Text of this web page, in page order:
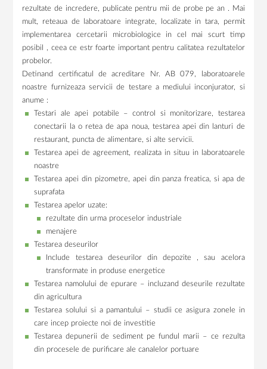
rezultate de incredere, publicate pentru mii de probe pe an . Mai
mult, reteaua de laboratoare integrate, localizate in tara, permit
implementarea cercetarii microbiologice in cel mai scurt timp
posibil , ceea ce estr foarte important pentru calitatea rezultatelor
probelor.
Detinand certificatul de acreditare Nr. AB 079, laboratoarele
noastre furnizeaza servicii de testare a mediului inconjurator, si
anume :
Testari ale apei potabile – control si monitorizare, testarea
conectarii la o retea de apa noua, testarea apei din lanturi de
restaurant, puncta de alimentare, si alte servicii.
Testarea apei de agreement, realizata in situu in laboratoarele
noastre
Testarea apei din pizometre, apei din panza freatica, si apa de
suprafata
Testarea apelor uzate:
rezultate din urma proceselor industriale
menajere
Testarea deseurilor
Include testarea deseurilor din depozite , sau acelora
transformate in produse energetice
Testarea namolului de epurare – incluzand deseurile rezultate
din agricultura
Testarea solului si a pamantului – studii ce asigura zonele in
care incep proiecte noi de investitie
Testarea depunerii de sediment pe fundul marii – ce rezulta
din procesele de purificare ale canalelor portuare